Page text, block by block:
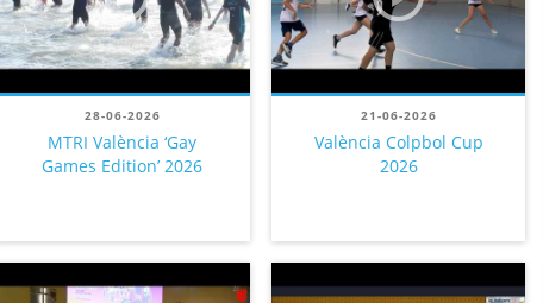
28-06-2026
MTRI València ‘Gay
Games Edition’ 2026
21-06-2026
València Colpbol Cup
2026